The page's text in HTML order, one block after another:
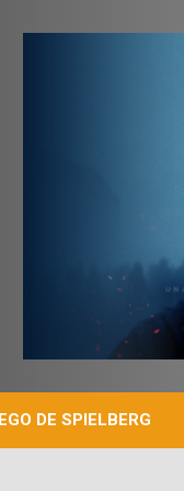
DE SPIELBERG